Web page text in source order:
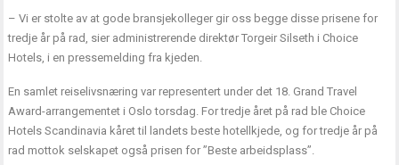
– Vi er stolte av at gode bransjekolleger gir oss begge disse prisene for
tredje år på rad, sier administrerende direktør Torgeir Silseth i Choice
Hotels, i en pressemelding fra kjeden.
En samlet reiselivsnæring var representert under det 18. Grand Travel
Award-arrangementet i Oslo torsdag. For tredje året på rad ble Choice
Hotels Scandinavia kåret til landets beste hotellkjede, og for tredje år på
rad mottok selskapet også prisen for ”Beste arbeidsplass”.